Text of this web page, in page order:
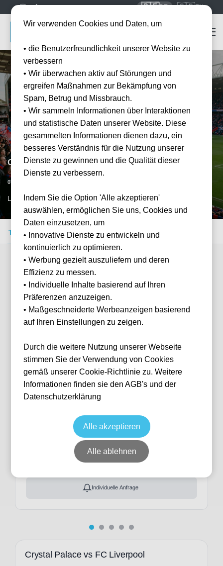
🇩🇪DE 🇬🇧EN
Crystal Palace vs FC Liverpool
07.11.2026
LON, GB
Tickets kaufen Event-Info FAQ
Verfügbare Kategorien (5)
Longside Home Section
15:00
10 verfügbar
Vereinigtes Königreich
Selhurst Park Stadium
Ticket(s) + Hotel
Individuelle Anfrage
Crystal Palace vs FC Liverpool
Wir verwenden Cookies und Daten, um
• die Benutzerfreundlichkeit unserer Website zu
verbessern
• Wir überwachen aktiv auf Störungen und
ergreifen Maßnahmen zur Bekämpfung von
Spam, Betrug und Missbrauch.
• Wir sammeln Informationen über Interaktionen
und statistische Daten unserer Website. Diese
gesammelten Informationen dienen dazu, ein
besseres Verständnis für die Nutzung unserer
Dienste zu gewinnen und die Qualität dieser
Dienste zu verbessern.
Indem Sie die Option 'Alle akzeptieren'
auswählen, ermöglichen Sie uns, Cookies und
Daten einzusetzen, um
• Innovative Dienste zu entwickeln und
kontinuierlich zu optimieren.
• Werbung gezielt auszuliefern und deren
Effizienz zu messen.
• Individuelle Inhalte basierend auf Ihren
Präferenzen anzuzeigen.
• Maßgeschneiderte Werbeanzeigen basierend
auf Ihren Einstellungen zu zeigen.
Durch die weitere Nutzung unserer Webseite
stimmen Sie der Verwendung von Cookies
gemäß unserer Cookie-Richtlinie zu. Weitere
Informationen finden sie den AGB's und der
Datenschutzerklärung
Alle akzeptieren
Alle ablehnen